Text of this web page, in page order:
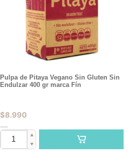
Pulpa de Pitaya Vegano Sin Gluten Sin
Endulzar 400 gr marca Fín
$8.990
▲
▼